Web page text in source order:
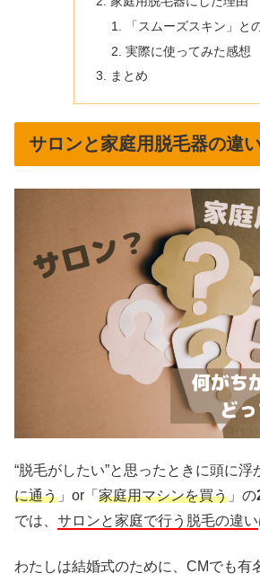
「スムーズスキン」と
実際に使ってみた感想
まとめ
サロンと家庭用脱毛器の違
“脱毛がしたい”と思ったときに頭に浮
に通う 」or「 家庭用マシンを買う 」の
では、 サロンと家庭で行う脱毛の違い
わたしは結婚式のために、CMでも有